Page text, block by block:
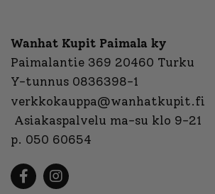
Wanhat Kupit Paimala ky
Paimalantie 369 20460 Turku
Y-tunnus 0836398-1
verkkokauppa@wanhatkupit.fi
Asiakaspalvelu ma-su klo 9-21
p. 050 60654